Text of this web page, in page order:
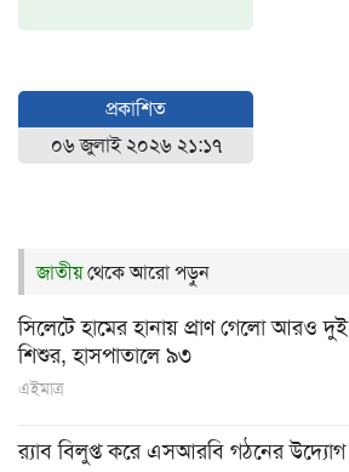
প্রকাশিত
০৬ জুলাই ২০২৬ ২১:১৭
জাতীয়থেকে আরো পড়ুন
সিলেটে হামের হানায় প্রাণ গেলো আরও দুই
শিশুর, হাসপাতালে ৯৩
এইমাত্র
র‍্যাব বিলুপ্ত করে এসআরবি গঠনের উদ্যোগ